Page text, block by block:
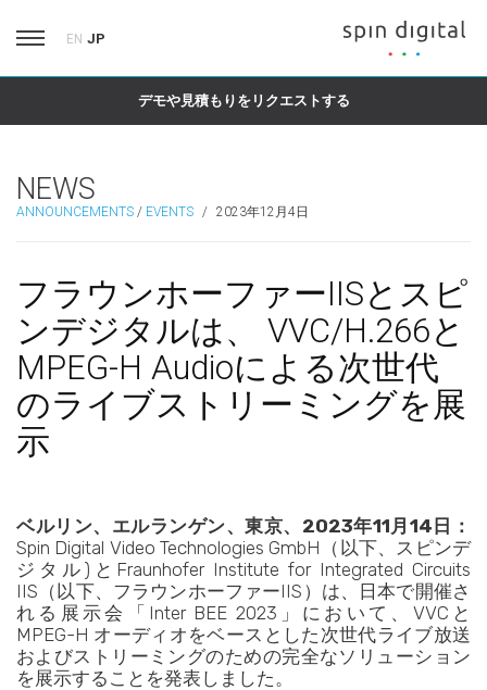
EN JP
デモや見積もりをリクエストする
NEWS
ANNOUNCEMENTS / EVENTS / 2023年12月4日
フラウンホーファーIISとスピ
ンデジタルは、 VVC/H.266と
MPEG-H Audioによる次世代
のライブストリーミングを展
示
ベルリン、エルランゲン、東京、2023年11月14日：
Spin Digital Video Technologies GmbH（以下、スピンデ
ジタル)とFraunhofer Institute for Integrated Circuits
IIS（以下、フラウンホーファーIIS）は、日本で開催さ
れる展示会「Inter BEE 2023」において、VVCと
MPEG-H オーディオをベースとした次世代ライブ放送
およびストリーミングのための完全なソリューション
を展示することを発表しました。